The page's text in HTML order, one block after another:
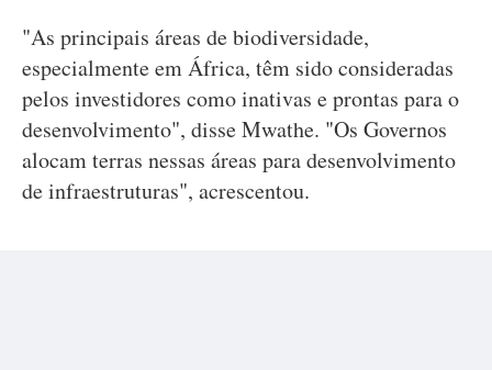
"As principais áreas de biodiversidade,
especialmente em África, têm sido consideradas
pelos investidores como inativas e prontas para o
desenvolvimento", disse Mwathe. "Os Governos
alocam terras nessas áreas para desenvolvimento
de infraestruturas", acrescentou.